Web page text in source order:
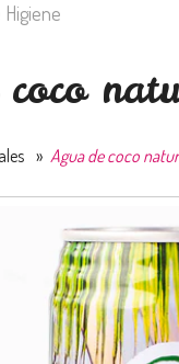
coco
» Agua de coco